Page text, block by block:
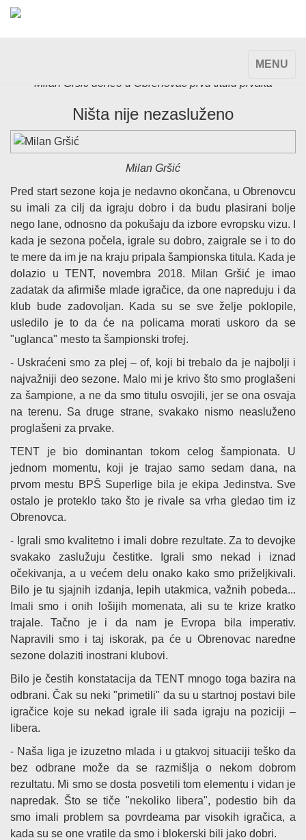
TOGGLE
MENU
Milan Gršić doneo u Obrenovac prvu titulu prvaka
Ništa nije nezasluženo
Milan Gršić
Pred start sezone koja je nedavno okončana, u Obrenovcu
su imali za cilj da igraju dobro i da budu plasirani bolje
nego lane, odnosno da pokušaju da izbore evropsku vizu. I
kada je sezona počela, igrale su dobro, zaigrale se i to do
te mere da im je na kraju pripala šampionska titula. Kada je
dolazio u TENT, novembra 2018. Milan Gršić je imao
zadatak da afirmiše mlade igračice, da one napreduju i da
klub bude zadovoljan. Kada su se sve želje poklopile,
usledilo je to da će na policama morati uskoro da se
"uglanca" mesto ta šampionski trofej.
- Uskraćeni smo za plej – of, koji bi trebalo da je najbolji i
najvažniji deo sezone. Malo mi je krivo što smo proglašeni
za šampione, a ne da smo titulu osvojili, jer se ona osvaja
na terenu. Sa druge strane, svakako nismo neasluženo
proglašeni za prvake.
TENT je bio dominantan tokom celog šampionata. U
jednom momentu, koji je trajao samo sedam dana, na
prvom mestu BPŠ Superlige bila je ekipa Jedinstva. Sve
ostalo je proteklo tako što je rivale sa vrha gledao tim iz
Obrenovca.
- Igrali smo kvalitetno i imali dobre rezultate. Za to devojke
svakako zaslužuju čestitke. Igrali smo nekad i iznad
očekivanja, a u većem delu onako kako smo priželjkivali.
Bilo je tu sjajnih izdanja, lepih utakmica, važnih pobeda...
Imali smo i onih lošijih momenata, ali su te krize kratko
trajale. Tačno je i da nam je Evropa bila imperativ.
Napravili smo i taj iskorak, pa će u Obrenovac naredne
sezone dolaziti inostrani klubovi.
Bilo je čestih konstatacija da TENT mnogo toga bazira na
odbrani. Čak su neki "primetili" da su u startnoj postavi bile
igračice koje su nekad igrale ili sada igraju na poziciji –
libera.
- Naša liga je izuzetno mlada i u gtakvoj situaciji teško da
bez odbrane može da se razmišlja o nekom dobrom
rezultatu. Mi smo se dosta posvetili tom elementu i vidan je
napredak. Što se tiče "nekoliko libera", podestio bih da
smo imali problem sa povrdeama par visokih igračica, a
kada su se one vratile da smo i blokerski bili jako dobri.